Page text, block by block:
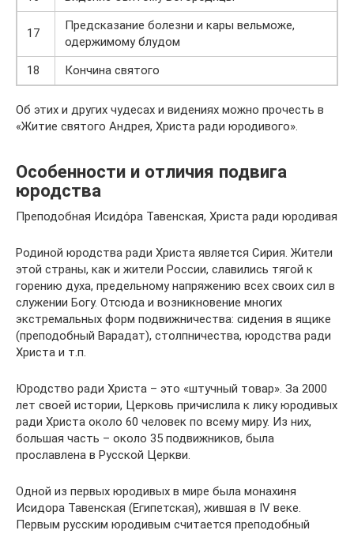
17
Предсказание болезни и кары вельможе,
одержимому блудом
18
Кончина святого
Об этих и других чудесах и видениях можно прочесть в
«Житие святого Андрея, Христа ради юродивого».
Особенности и отличия подвига
юродства
Преподобная Исидо́ра Тавенская, Христа ради юродивая
Родиной юродства ради Христа является Сирия. Жители
этой страны, как и жители России, славились тягой к
горению духа, предельному напряжению всех своих сил в
служении Богу. Отсюда и возникновение многих
экстремальных форм подвижничества: сидения в ящике
(преподобный Варадат), столпничества, юродства ради
Христа и т.п.
Юродство ради Христа – это «штучный товар». За 2000
лет своей истории, Церковь причислила к лику юродивых
ради Христа около 60 человек по всему миру. Из них,
большая часть – около 35 подвижников, была
прославлена в Русской Церкви.
Одной из первых юродивых в мире была монахиня
Исидора Тавенская (Египетская), жившая в IV веке.
Первым русским юродивым считается преподобный